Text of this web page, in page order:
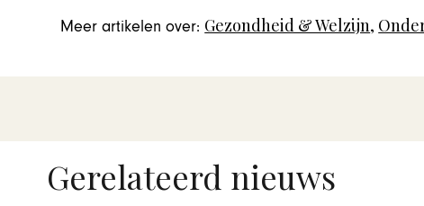
Meer artikelen over: Gezondheid & Welzijn,
Gerelateerd nieuws